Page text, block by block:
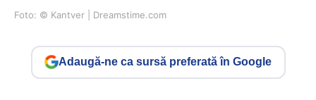
Foto: © Kantver | Dreamstime.com
Adaugă-ne ca sursă preferată în Google